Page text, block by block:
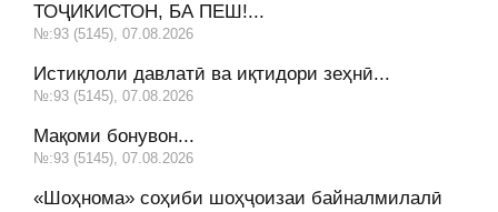
ТОҶИКИСТОН, БА ПЕШ!...
№:93 (5145), 07.08.2026
Истиқлоли давлатӣ ва иқтидори зеҳнӣ...
№:93 (5145), 07.08.2026
Мақоми бонувон...
№:93 (5145), 07.08.2026
«Шоҳнома» соҳиби шоҳҷоизаи байналмилалӣ